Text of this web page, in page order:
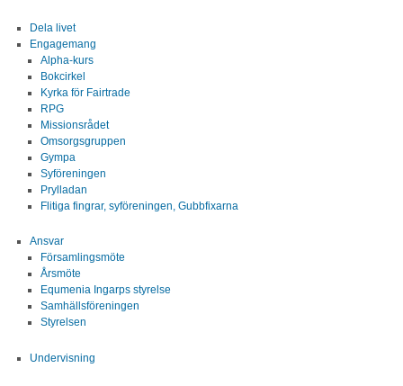
Dela livet
Engagemang
Alpha-kurs
Bokcirkel
Kyrka för Fairtrade
RPG
Missionsrådet
Omsorgsgruppen
Gympa
Syföreningen
Prylladan
Flitiga fingrar, syföreningen, Gubbfixarna
Ansvar
Församlingsmöte
Årsmöte
Equmenia Ingarps styrelse
Samhällsföreningen
Styrelsen
Undervisning